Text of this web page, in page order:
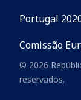
Portugal
Comissão
© 2026
reservados.